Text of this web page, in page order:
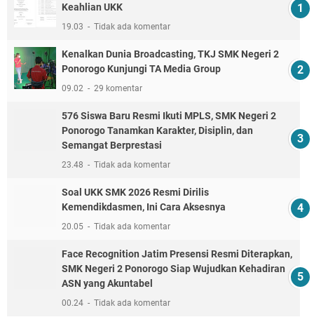
Keahlian UKK
19.03 Tidak ada komentar
Kenalkan Dunia Broadcasting, TKJ SMK Negeri 2
Ponorogo Kunjungi TA Media Group
09.02 29 komentar
576 Siswa Baru Resmi Ikuti MPLS, SMK Negeri 2
Ponorogo Tanamkan Karakter, Disiplin, dan
Semangat Berprestasi
23.48 Tidak ada komentar
Soal UKK SMK 2026 Resmi Dirilis
Kemendikdasmen, Ini Cara Aksesnya
20.05 Tidak ada komentar
Face Recognition Jatim Presensi Resmi Diterapkan,
SMK Negeri 2 Ponorogo Siap Wujudkan Kehadiran
ASN yang Akuntabel
00.24 Tidak ada komentar